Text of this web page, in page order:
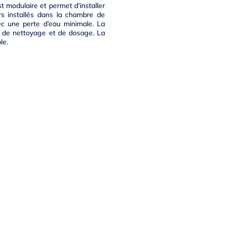
modulaire et permet d’installer
installés dans la chambre de
perte d’eau minimale. La
de nettoyage et de dosage. La